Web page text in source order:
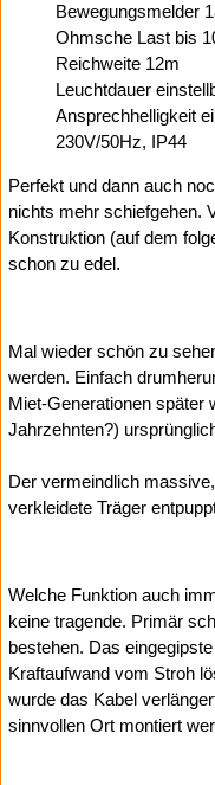
Bewegungsmelder
Ohmsche Last bis
Reichweite 12m
Leuchtdauer
Ansprechhelligkeit
230V/50Hz, IP44
Perfekt und dann auch
nichts mehr schiefgehen.
Konstruktion (auf dem
schon zu edel.
Mal wieder schön zu
werden. Einfach
Miet-Generationen später
Jahrzehnten?)
Der vermeindlich
verkleidete Träger
Welche Funktion auch
keine tragende. Primär
bestehen. Das
Kraftaufwand vom Stroh
wurde das Kabel
sinnvollen Ort montiert